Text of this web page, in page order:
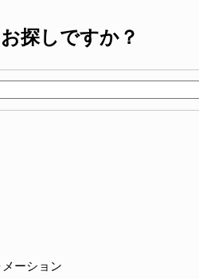
探しですか？
ーション